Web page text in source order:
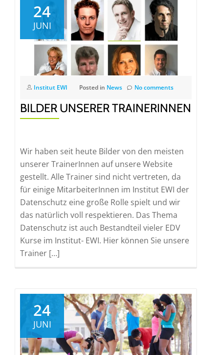
24
JUNI
Institut EWI Posted in News No comments
BILDER UNSERER TRAINERINNEN
Wir haben seit heute Bilder von den meisten
unserer TrainerInnen auf unsere Website
gestellt. Alle Trainer sind nicht vertreten, da
für einige MitarbeiterInnen im Institut EWI der
Datenschutz eine große Rolle spielt und wir
das natürlich voll respektieren. Das Thema
Datenschutz ist auch Bestandteil vieler EDV
Kurse im Institut- EWI. Hier können Sie unsere
Trainer […]
24
JUNI